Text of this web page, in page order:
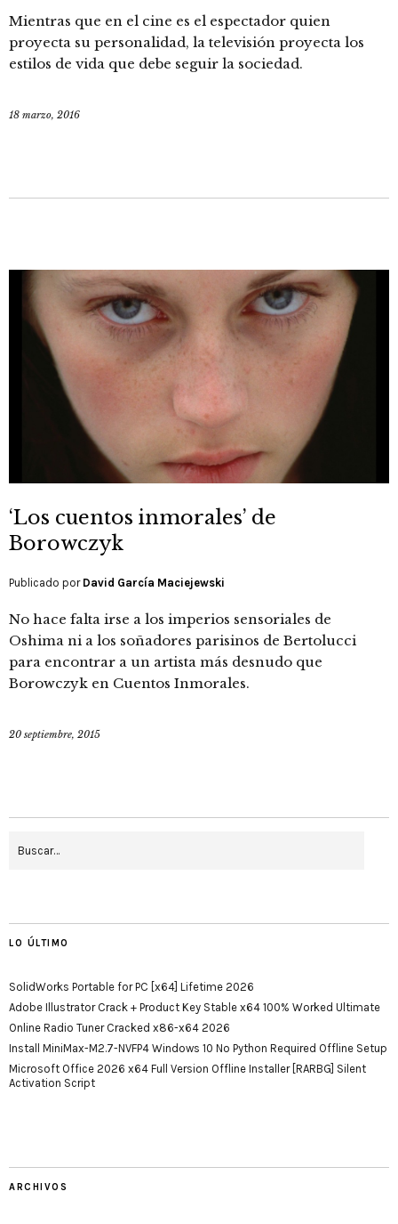
Mientras que en el cine es el espectador quien
proyecta su personalidad, la televisión proyecta los
estilos de vida que debe seguir la sociedad.
18 marzo, 2016
‘Los cuentos inmorales’ de
Borowczyk
Publicado por David García Maciejewski
No hace falta irse a los imperios sensoriales de
Oshima ni a los soñadores parisinos de Bertolucci
para encontrar a un artista más desnudo que
Borowczyk en Cuentos Inmorales.
20 septiembre, 2015
LO ÚLTIMO
SolidWorks Portable for PC [x64] Lifetime 2026
Adobe Illustrator Crack + Product Key Stable x64 100% Worked Ultimate
Online Radio Tuner Cracked x86-x64 2026
Install MiniMax-M2.7-NVFP4 Windows 10 No Python Required Offline Setup
Microsoft Office 2026 x64 Full Version Offline Installer [RARBG] Silent
Activation Script
ARCHIVOS